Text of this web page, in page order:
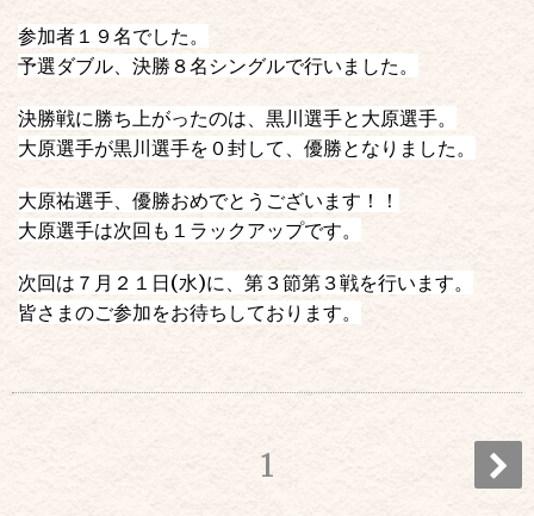
参加者１９名でした。
予選ダブル、決勝８名シングルで行いました。
決勝戦に勝ち上がったのは、黒川選手と大原選手。
大原選手が黒川選手を０封して、優勝となりました。
大原祐選手、優勝おめでとうございます！！
大原選手は次回も１ラックアップです。
次回は７月２１日(水)に、第３節第３戦を行います。
皆さまのご参加をお待ちしております。
1